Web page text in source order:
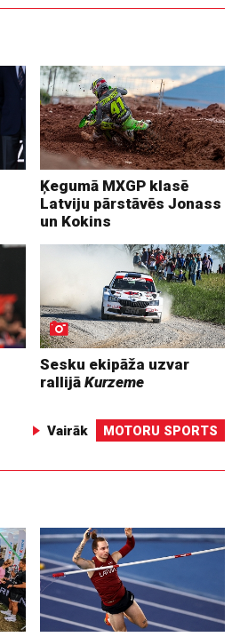
Ķegumā MXGP klasē
Latviju pārstāvēs Jonass
un Kokins
Sesku ekipāža uzvar
rallijāKurzeme
Vairāk MOTORU SPORTS